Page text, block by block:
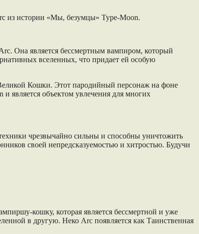
из истории «Мы, безумцы» Type-Moon.
Она является бессмертным вампиром, который
вселенных, что придает ей особую
Кошки. Этот пародийный персонаж на фоне
является объектом увлечения для многих
чрезвычайно сильны и способны уничтожить
своей непредсказуемостью и хитростью. Будучи
кошку, которая является бессмертной и уже
в другую. Неко Arc появляется как Таинственная